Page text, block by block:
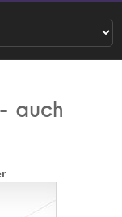
auch